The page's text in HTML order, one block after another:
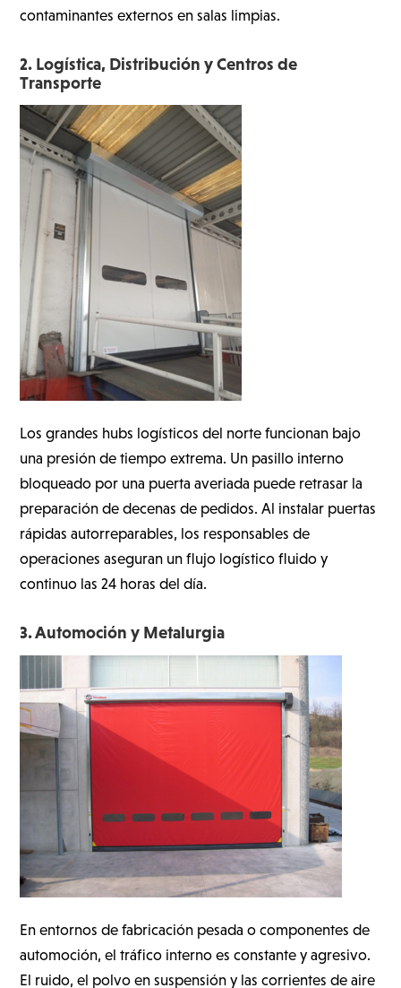
contaminantes externos en salas limpias.
2. Logística, Distribución y Centros de
Transporte
Los grandes hubs logísticos del norte funcionan bajo
una presión de tiempo extrema. Un pasillo interno
bloqueado por una puerta averiada puede retrasar la
preparación de decenas de pedidos. Al instalar puertas
rápidas autorreparables, los responsables de
operaciones aseguran un flujo logístico fluido y
continuo las 24 horas del día.
3. Automoción y Metalurgia
En entornos de fabricación pesada o componentes de
automoción, el tráfico interno es constante y agresivo.
El ruido, el polvo en suspensión y las corrientes de aire